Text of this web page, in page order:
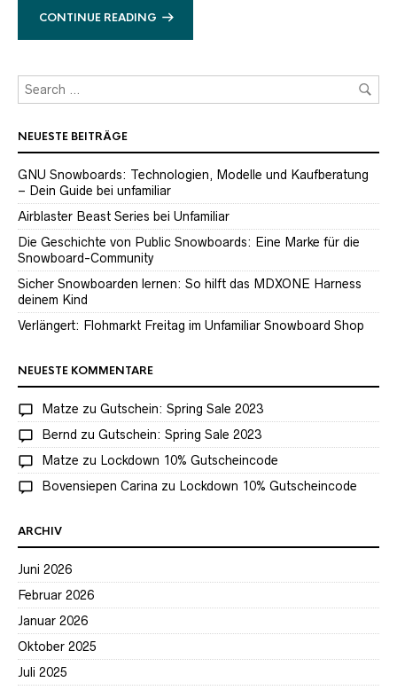
CONTINUE READING
NEUESTE BEITRÄGE
GNU Snowboards: Technologien, Modelle und Kaufberatung
– Dein Guide bei unfamiliar
Airblaster Beast Series bei Unfamiliar
Die Geschichte von Public Snowboards: Eine Marke für die
Snowboard-Community
Sicher Snowboarden lernen: So hilft das MDXONE Harness
deinem Kind
Verlängert: Flohmarkt Freitag im Unfamiliar Snowboard Shop
NEUESTE KOMMENTARE
Matze zu Gutschein: Spring Sale 2023
Bernd zu Gutschein: Spring Sale 2023
Matze zu Lockdown 10% Gutscheincode
Bovensiepen Carina zu Lockdown 10% Gutscheincode
ARCHIV
Juni 2026
Februar 2026
Januar 2026
Oktober 2025
Juli 2025